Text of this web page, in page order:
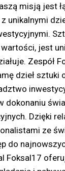
misją jest
unikalnymi
jest
Zespół
dzieł sztuki
dokonaniu
Dzięki
ze
do
Foksal17